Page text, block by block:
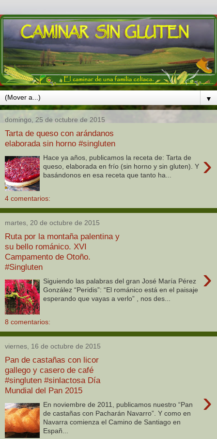
▼
domingo, 25 de octubre de 2015
Tarta de queso con arándanos
elaborada sin horno #singluten
›
Hace ya años, publicamos la receta de: Tarta de
queso, elaborada en frío (sin horno y sin gluten). Y
basándonos en esa receta que tanto ha...
4 comentarios:
martes, 20 de octubre de 2015
Ruta por la montaña palentina y
su bello románico. XVI
Campamento de Otoño.
#Singluten
›
Siguiendo las palabras del gran José María Pérez
González “Peridis”: “El románico está en el paisaje
esperando que vayas a verlo” , nos des...
8 comentarios:
viernes, 16 de octubre de 2015
Pan de castañas con licor
gallego y casero de café
#singluten #sinlactosa Día
Mundial del Pan 2015
›
En noviembre de 2011, publicamos nuestro “Pan
de castañas con Pacharán Navarro”. Y como en
Navarra comienza el Camino de Santiago en
Españ...